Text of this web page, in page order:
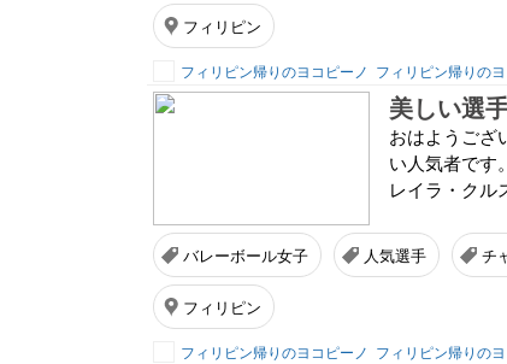
フィリピン
フィリピン帰りのヨコピーノ フィリピン帰りの
美しい選
おはようござ
い人気者です
レイラ・クル
バレーボール女子 人気選手 チ
フィリピン
フィリピン帰りのヨコピーノ フィリピン帰りの